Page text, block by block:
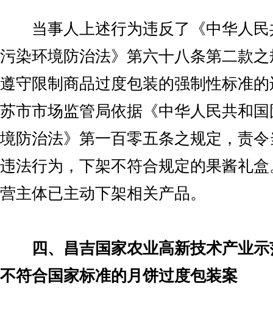
当事人上述行为违反了《中华人民
污染环境防治法》第六十八条第二款
遵守限制商品过度包装的强制性标准
苏市市场监管局依据《中华人民共和
境防治法》第一百零五条之规定，责
违法行为，下架不符合规定的果酱礼
营主体已主动下架相关产品。
四、昌吉国家农业高新技术产业
不符合国家标准的月饼过度包装案